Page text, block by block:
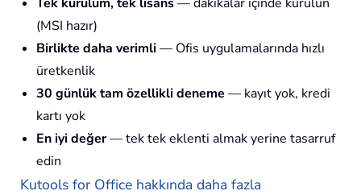
(MSI hazır)
Birlikte daha verimli — Ofis uygulamalarında hızlı
üretkenlik
30 günlük tam özellikli deneme — kayıt yok, kredi
kartı yok
En iyi değer— tek tek eklenti almak yerine tasarruf
edin
Kutools for Office hakkında daha fazla